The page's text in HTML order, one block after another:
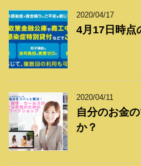
2020/04/17
4月17日時点
2020/04/11
自分のお金
か？